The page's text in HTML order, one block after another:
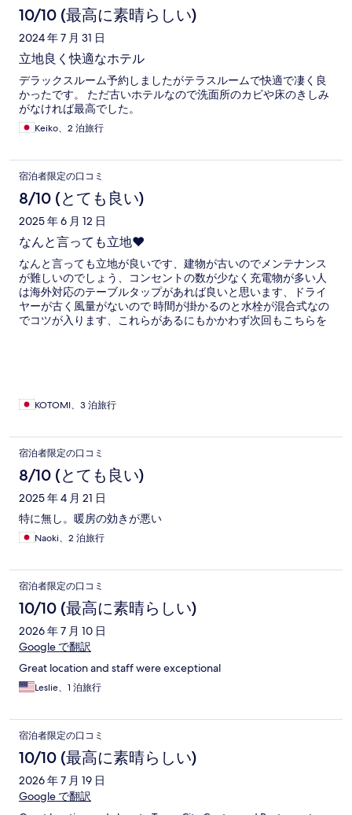
10/10 (最高に素晴らしい)
2024 年 7 月 31 日
立地良く快適なホテル
デラックスルーム予約しましたがテラスルームで快適で凄く良
かったです。 ただ古いホテルなので洗面所のカビや床のきしみ
がなければ最高でした。
Keiko、2 泊旅行
宿泊者限定の口コミ
8/10 (とても良い)
2025 年 6 月 12 日
なんと言っても立地❤️
なんと言っても立地が良いです、建物が古いのでメンテナンス
が難しいのでしょう、コンセントの数が少なく充電物が多い人
は海外対応のテーブルタップがあれば良いと思います、ドライ
ヤーが古く風量がないので 時間が掛かるのと水栓が混合式なの
でコツが入ります、これらがあるにもかかわず次回もこちらを
KOTOMI、3 泊旅行
宿泊者限定の口コミ
8/10 (とても良い)
2025 年 4 月 21 日
特に無し。暖房の効きが悪い
Naoki、2 泊旅行
宿泊者限定の口コミ
10/10 (最高に素晴らしい)
2026 年 7 月 10 日
Google で翻訳
Great location and staff were exceptional
Leslie、1 泊旅行
宿泊者限定の口コミ
10/10 (最高に素晴らしい)
2026 年 7 月 19 日
Google で翻訳